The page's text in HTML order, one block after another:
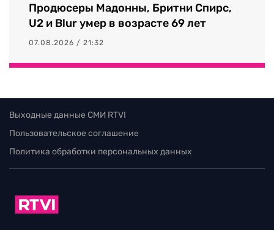
Продюсеры Мадонны, Бритни Спирс,
U2 и Blur умер в возрасте 69 лет
07.08.2026 / 21:32
Выходные данные СМИ RTVI
Пользовательское соглашение
Политика обработки персональных данных